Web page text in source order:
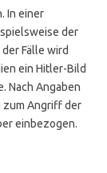
In einer
der
Fälle wird
ein Hitler-Bild
Nach Angaben
zum Angriff der
einbezogen.